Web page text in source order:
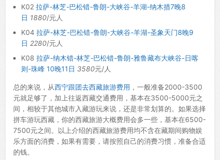
K02 拉萨-林芝-巴松错-鲁朗-大峡谷-羊湖-纳木措7晚8
日 1880/元人
K04 拉萨-林芝-巴松错-鲁朗-大峡谷-羊湖-圣象天门8晚9
日 2280/元人
K08 拉萨-纳木错-林芝-巴松错-鲁朗-雅鲁藏布大峡谷-日喀
则-珠峰 10晚11日 3580元/人
总的来说，从西宁跟团去西藏旅游费用 ，一般准备2000-3500
元就足够了，加上往返西藏交通费用，基本在3500-5000元之
间，相较于其他城市入藏游玩来说，还是非常划算的。如果选择
拼车游玩西藏，你的西藏旅游大概费用会多一些，基本在6500-
7500元之间。以上介绍的西藏旅游费用均不含在藏期间购物娱
乐方面的消费，如果有需要，请按照自己的消费习惯，准备合适
的钱。